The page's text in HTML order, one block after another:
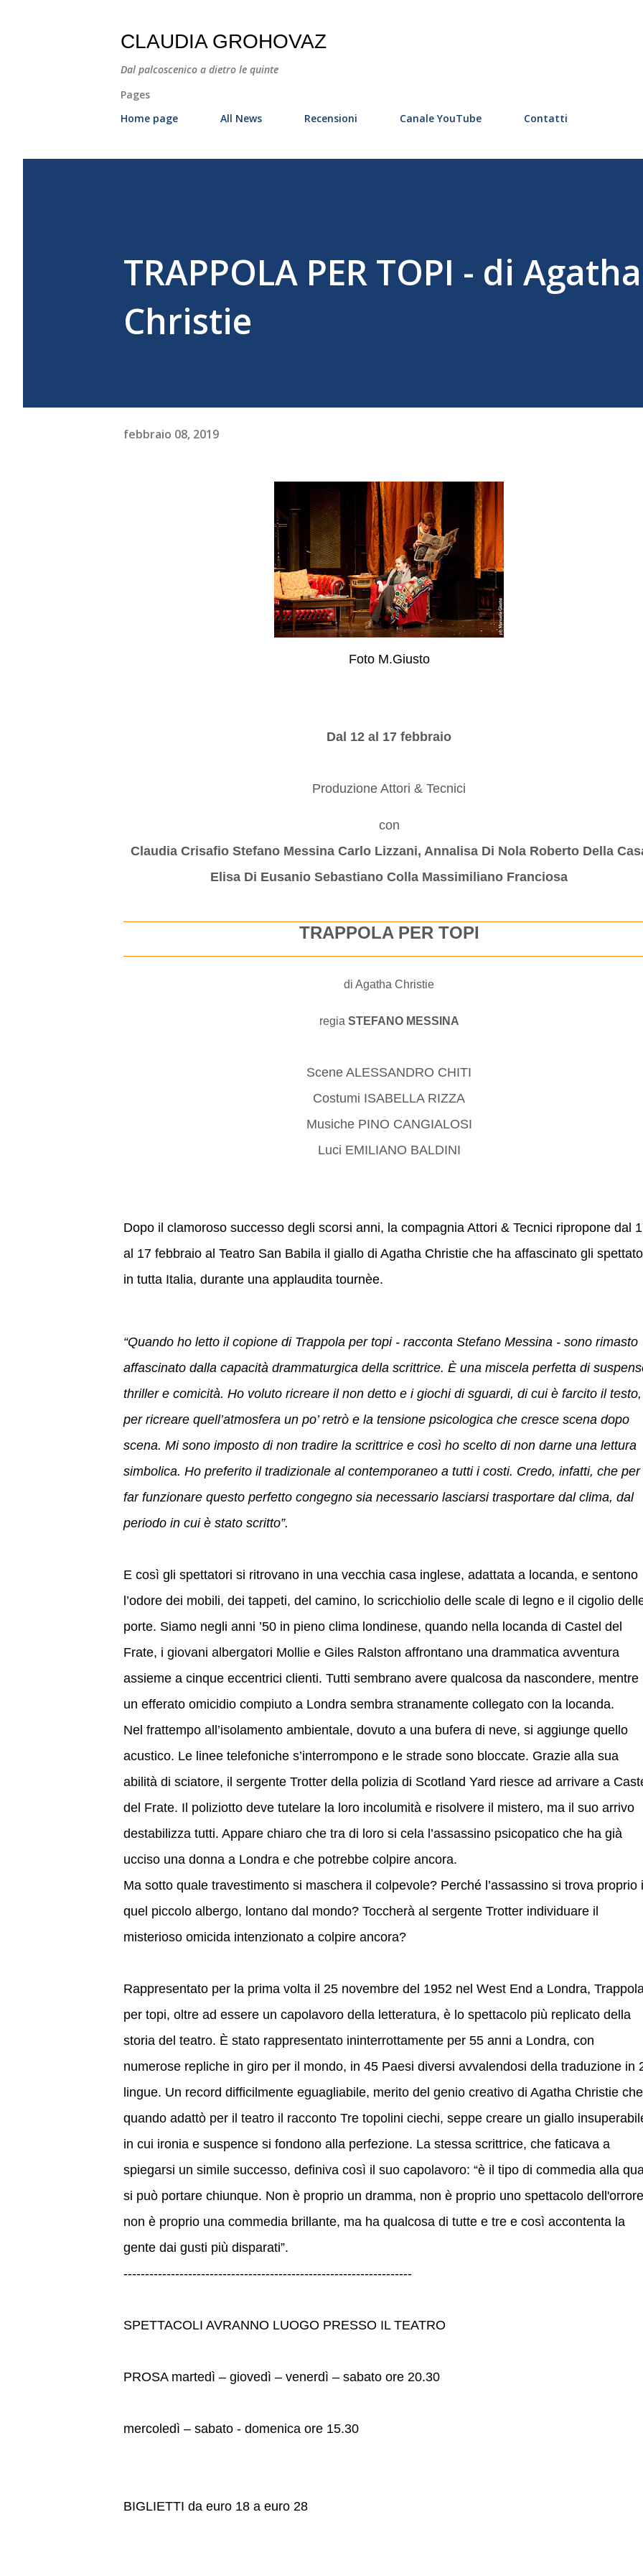
CLAUDIA GROHOVAZ
Dal palcoscenico a dietro le quinte
Pages
Home page
All News Recensioni Canale YouTube Contatti
TRAPPOLA PER TOPI - di Agatha
Christie
febbraio 08, 2019
Foto M.Giusto
Dal 12 al 17 febbraio
Produzione Attori & Tecnici
con
Claudia Crisafio Stefano Messina Carlo Lizzani, Annalisa Di Nola Roberto Della
Elisa Di Eusanio Sebastiano Colla Massimiliano Franciosa
TRAPPOLA PER TOPI
di Agatha Christie
regia STEFANO MESSINA
Scene ALESSANDRO CHITI
Costumi ISABELLA RIZZA
Musiche PINO CANGIALOSI
Luci EMILIANO BALDINI
Dopo il clamoroso successo degli scorsi anni, la compagnia Attori & Tecnici ripropone dal
al 17 febbraio al Teatro San Babila il giallo di Agatha Christie che ha affascinato gli
in tutta Italia, durante una applaudita tournèe.
“Quando ho letto il copione di Trappola per topi - racconta Stefano Messina - sono rimasto
affascinato dalla capacità drammaturgica della scrittrice. È una miscela perfetta di
thriller e comicità. Ho voluto ricreare il non detto e i giochi di sguardi, di cui è farcito il testo,
per ricreare quell’atmosfera un po’ retrò e la tensione psicologica che cresce scena dopo
scena. Mi sono imposto di non tradire la scrittrice e così ho scelto di non darne una lettura
simbolica. Ho preferito il tradizionale al contemporaneo a tutti i costi. Credo, infatti, che per
far funzionare questo perfetto congegno sia necessario lasciarsi trasportare dal clima, dal
periodo in cui è stato scritto”.
E così gli spettatori si ritrovano in una vecchia casa inglese, adattata a locanda, e sentono
l’odore dei mobili, dei tappeti, del camino, lo scricchiolio delle scale di legno e il cigolio
porte. Siamo negli anni ’50 in pieno clima londinese, quando nella locanda di Castel del
Frate, i giovani albergatori Mollie e Giles Ralston affrontano una drammatica avventura
assieme a cinque eccentrici clienti. Tutti sembrano avere qualcosa da nascondere, mentre
un efferato omicidio compiuto a Londra sembra stranamente collegato con la locanda.
Nel frattempo all’isolamento ambientale, dovuto a una bufera di neve, si aggiunge quello
acustico. Le linee telefoniche s’interrompono e le strade sono bloccate. Grazie alla sua
abilità di sciatore, il sergente Trotter della polizia di Scotland Yard riesce ad arrivare a
del Frate. Il poliziotto deve tutelare la loro incolumità e risolvere il mistero, ma il suo arrivo
destabilizza tutti. Appare chiaro che tra di loro si cela l’assassino psicopatico che ha già
ucciso una donna a Londra e che potrebbe colpire ancora.
Ma sotto quale travestimento si maschera il colpevole? Perché l’assassino si trova proprio
quel piccolo albergo, lontano dal mondo? Toccherà al sergente Trotter individuare il
misterioso omicida intenzionato a colpire ancora?
Rappresentato per la prima volta il 25 novembre del 1952 nel West End a Londra,
per topi, oltre ad essere un capolavoro della letteratura, è lo spettacolo più replicato della
storia del teatro. È stato rappresentato ininterrottamente per 55 anni a Londra, con
numerose repliche in giro per il mondo, in 45 Paesi diversi avvalendosi della traduzione in
lingue. Un record difficilmente eguagliabile, merito del genio creativo di Agatha Christie
quando adattò per il teatro il racconto Tre topolini ciechi, seppe creare un giallo
in cui ironia e suspence si fondono alla perfezione. La stessa scrittrice, che faticava a
spiegarsi un simile successo, definiva così il suo capolavoro: “è il tipo di commedia alla
si può portare chiunque. Non è proprio un dramma, non è proprio uno spettacolo
non è proprio una commedia brillante, ma ha qualcosa di tutte e tre e così accontenta la
gente dai gusti più disparati”.
-------------------------------------------------------------------
SPETTACOLI AVRANNO LUOGO PRESSO IL TEATRO
PROSA martedì – giovedì – venerdì – sabato ore 20.30
mercoledì – sabato - domenica ore 15.30
BIGLIETTI da euro 18 a euro 28